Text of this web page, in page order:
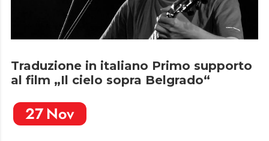
Traduzione in italiano Primo supporto
al film „Il cielo sopra Belgrado“
27Nov